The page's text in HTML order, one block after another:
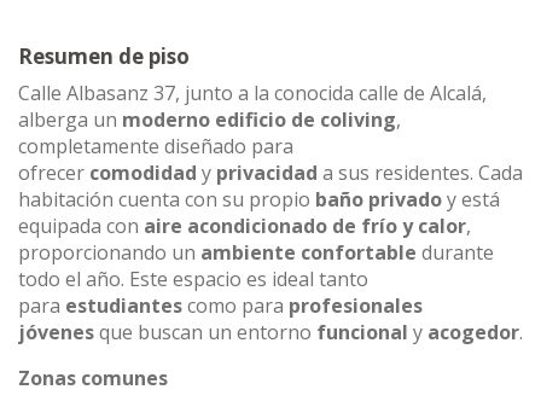
Resumen de piso
Calle Albasanz 37, junto a la conocida calle de Alcalá,
alberga un moderno edificio de coliving,
completamente diseñado para
ofrecer comodidad y privacidad a sus residentes. Cada
habitación cuenta con su propio baño privadoy está
equipada con aire acondicionado de frío y calor,
proporcionando un ambiente confortable durante
todo el año. Este espacio es ideal tanto
para estudiantescomo para profesionales
jóvenesque buscan un entorno funcional y acogedor.
Zonas comunes